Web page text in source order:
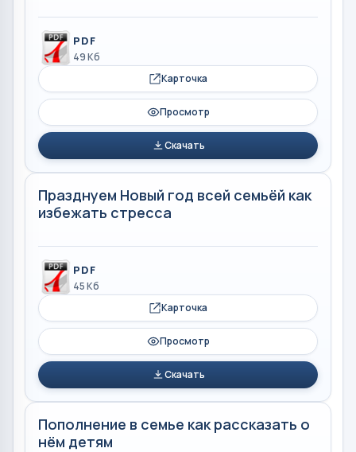
PDF
49 Кб
Карточка
Просмотр
Скачать
Празднуем Новый год всей семьёй как
избежать стресса
PDF
45 Кб
Карточка
Просмотр
Скачать
Пополнение в семье как рассказать о
нём детям